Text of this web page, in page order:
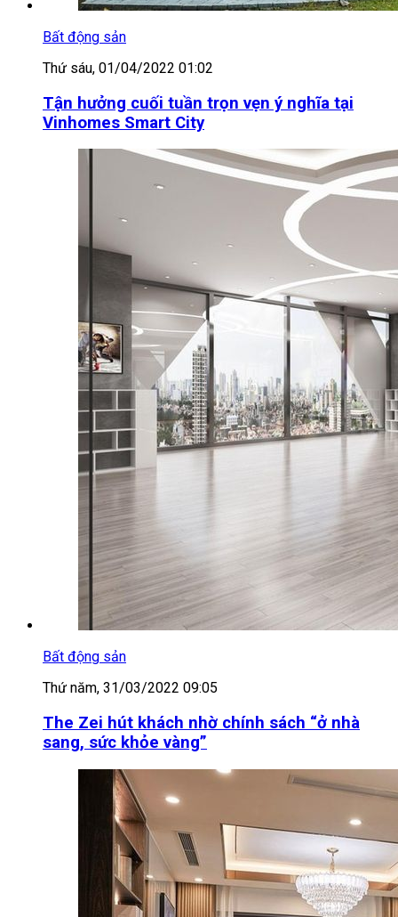
Bất động sản
Thứ sáu, 01/04/2022 01:02
Tận hưởng cuối tuần trọn vẹn ý nghĩa tại
Vinhomes Smart City
Bất động sản
Thứ năm, 31/03/2022 09:05
The Zei hút khách nhờ chính sách “ở nhà
sang, sức khỏe vàng”